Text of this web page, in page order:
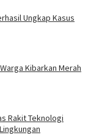
Ungkap Kasus
Kibarkan Merah
Rakit Teknologi